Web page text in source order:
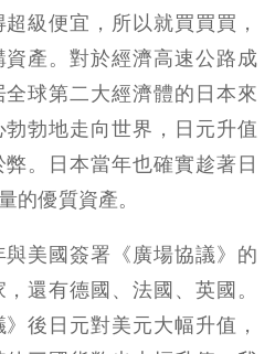
級便宜，所以就買買買，
產。對於經濟高速公路成
球第二大經濟體的日本來
勃地走向世界，日元升值
。日本當年也確實趁著日
的優質資產。
美國簽署《廣場協議》的
還有德國、法國、英國。
後日元對美元大幅升值，